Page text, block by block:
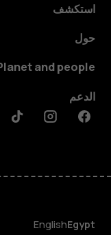
Terra M
HMD DUB
Watch
للأعمال
الأجهزة
استكشف
حول
and people
الدعم
Facebook
Instagram
Egypt
English